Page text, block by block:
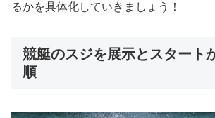
るかを具体化していきましょう！
競艇のスジを展示とスタート
順